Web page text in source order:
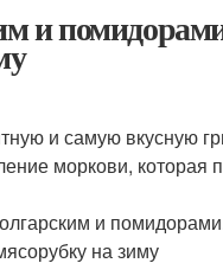
и
и самую вкусную
моркови, которая